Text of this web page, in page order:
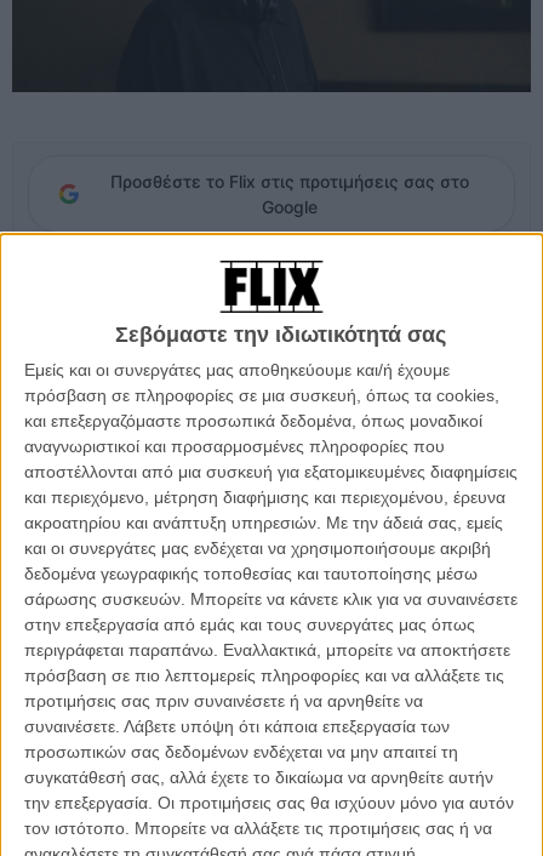
Σεβόμαστε την ιδιωτικότητά σας
Εμείς και οι συνεργάτες μας αποθηκεύουμε και/ή έχουμε
πρόσβαση σε πληροφορίες σε μια συσκευή, όπως τα cookies,
και επεξεργαζόμαστε προσωπικά δεδομένα, όπως μοναδικοί
αναγνωριστικοί και προσαρμοσμένες πληροφορίες που
αποστέλλονται από μια συσκευή για εξατομικευμένες διαφημίσεις
και περιεχόμενο, μέτρηση διαφήμισης και περιεχομένου, έρευνα
ακροατηρίου και ανάπτυξη υπηρεσιών. Με την άδειά σας, εμείς
και οι συνεργάτες μας ενδέχεται να χρησιμοποιήσουμε ακριβή
δεδομένα γεωγραφικής τοποθεσίας και ταυτοποίησης μέσω
σάρωσης συσκευών. Μπορείτε να κάνετε κλικ για να συναινέσετε
στην επεξεργασία από εμάς και τους συνεργάτες μας όπως
περιγράφεται παραπάνω. Εναλλακτικά, μπορείτε να αποκτήσετε
πρόσβαση σε πιο λεπτομερείς πληροφορίες και να αλλάξετε τις
προτιμήσεις σας πριν συναινέσετε ή να αρνηθείτε να
συναινέσετε. Λάβετε υπόψη ότι κάποια επεξεργασία των
προσωπικών σας δεδομένων ενδέχεται να μην απαιτεί τη
συγκατάθεσή σας, αλλά έχετε το δικαίωμα να αρνηθείτε αυτήν
την επεξεργασία. Οι προτιμήσεις σας θα ισχύουν μόνο για αυτόν
τον ιστότοπο. Μπορείτε να αλλάξετε τις προτιμήσεις σας ή να
Προσθέστε το Flix στις προτιμήσεις σας στο
Google
Ενώ όλοι ήλπιζαν πως το «Flashmob» θα ξεκινούσε σύντομα
γυρίσματα – ο Χάνεκε σύμφωνα με πληροφορίες περίμενε καιρό την
υποψήφια πρωταγωνίστριά του να βρει τον απαραίτητο χρόνο- ο
υπάρχει πια στα μελλοντικά του σχέδια. «Είχα ένα φιλμ στο στάδιο
της προετοιμασίας, αλλά αποφάσισα να το εγκαταλείψω για
πολλούς λόγους που δεν θα ήθελα να συζητήσω» λέει ο
Αυστριακός σκηνοθέτης.
Το φιλμ θα ήταν η ιστορία μιας ομάδας ανθρώπων που
συναντιούνται μέσα από το internet για να οργανώσουν ένα
flashmob, το οποίο θα λάμβανε χώρα στο τέλος του φιλμ. Τώρα
ούτε το flashmob ούτε φυσικά η ταινία θα γίνουν ποτέ, παρά το
γεγονός ότι η ματιά του Χάνεκε πάνω στην κουλτούρα του internet
και των social media.
Ομως ακόμη κι αν αυτό το φιλμ είναι παρελθόν, ένα άλλο υπάρχει
ήδη στο μυαλό του, το οποίο θα γυριστεί όπως και η τελευταία του
ταινία «Amour», στην Γαλλία, στην οποία ο Χάνεκε, όπως δηλώνει
να επισκεφθεί σύντομα για να ξεκινήσει την προετοιμασία του φιλμ.
Περιμένουμε με ανυπομονησία κι ελπίζουμε αυτή τη φορά τα σχέδιά
του να προχωρήσουν με μεγαλύτερη ταχύτητα, καθώς μετράμε ήδη